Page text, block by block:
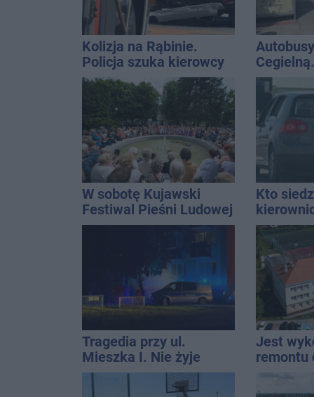
Kolizja na Rąbinie.
Policja szuka kierowcy
Golfa
remontu
W sobotę Kujawski
Festiwal Pieśni Ludowej
Kto
kolizji
Tragedia przy ul.
Mieszka I. Nie żyje
osoba, która wypadła z
czwartego piętra
Jest
remontu